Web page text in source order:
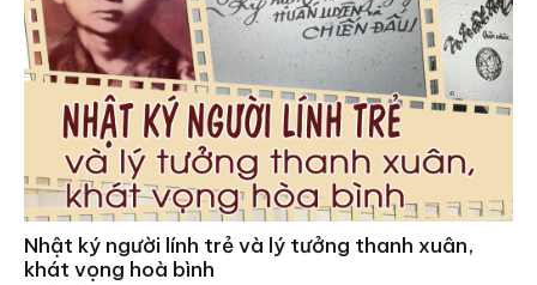
Nhật ký người lính trẻ và lý tưởng thanh xuân,
khát vọng hoà bình